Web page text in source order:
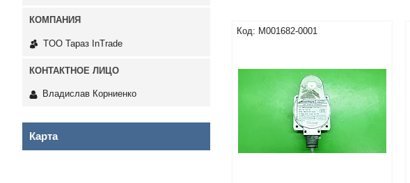
M001682-0001
TOO Тараз InTrade
Владислав Корниенко
Карта